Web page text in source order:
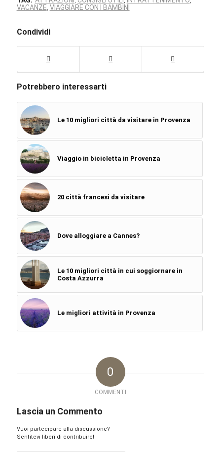
VACANZE VIAGGIARE CON I BAMBINI
Condividi
Potrebbero interessarti
Le 10 migliori città da visitare in Provenza
Viaggio in bicicletta in Provenza
20 città francesi da visitare
Dove alloggiare a Cannes?
Le 10 migliori città in cui soggiornare in
Costa Azzurra
Le migliori attività in Provenza
0
COMMENTI
Lascia un Commento
Vuoi partecipare alla discussione?
Sentitevi liberi di contribuire!